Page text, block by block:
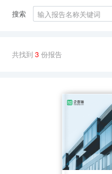
搜索
共找到 3 份报告